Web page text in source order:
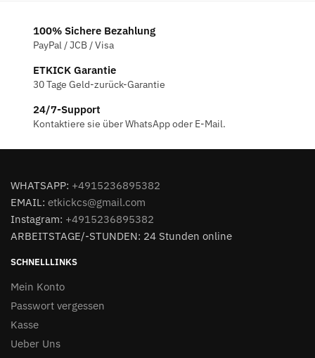
100% Sichere Bezahlung
PayPal / JCB / Visa
ETKICK Garantie
30 Tage Geld-zurück-Garantie
24/7-Support
Kontaktiere sie über WhatsApp oder E-Mail.
WHATSAPP: +4915236895382
EMAIL: etkickcs@gmail.com
Instagram: +4915236895382
ARBEITSTAGE/-STUNDEN: 24 Stunden online
SCHNELLLINKS
Mein Konto
Passwort vergessen
Kasse
Ueber Uns